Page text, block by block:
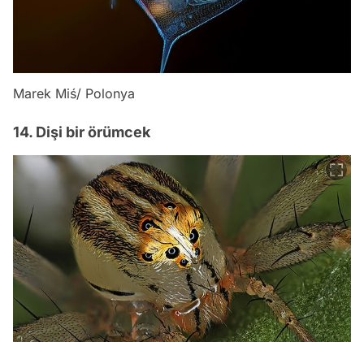
Marek Miś/ Polonya
14. Dişi bir örümcek